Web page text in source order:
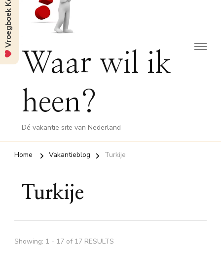
Waar wil ik
heen?
Dé vakantie site van Nederland
Home Vakantieblog Turkije
Turkije
Showing: 1 - 17 of 17 RESULTS